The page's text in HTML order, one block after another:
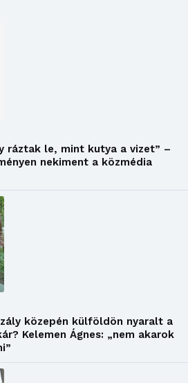
ráztak le, mint kutya a vizet” –
nekiment a közmédia
közepén külföldön nyaralt a
Kelemen Ágnes: „nem akarok